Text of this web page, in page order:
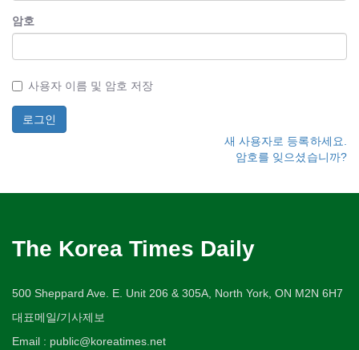
암호
사용자 이름 및 암호 저장
새 사용자로 등록하세요.
암호를 잊으셨습니까?
The Korea Times Daily
500 Sheppard Ave. E. Unit 206 & 305A, North York, ON M2N 6H7
대표메일/기사제보
Email : public@koreatimes.net